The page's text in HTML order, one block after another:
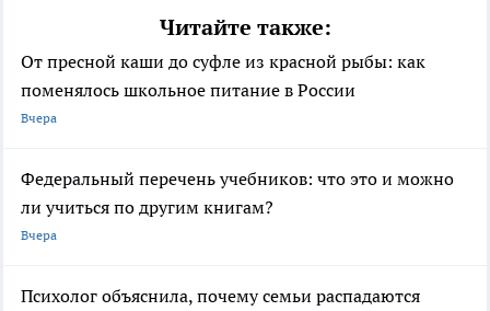
Читайте также:
От пресной каши до суфле из красной рыбы: как
поменялось школьное питание в России
Вчера
Федеральный перечень учебников: что это и можно
ли учиться по другим книгам?
Вчера
Психолог объяснила, почему семьи распадаются